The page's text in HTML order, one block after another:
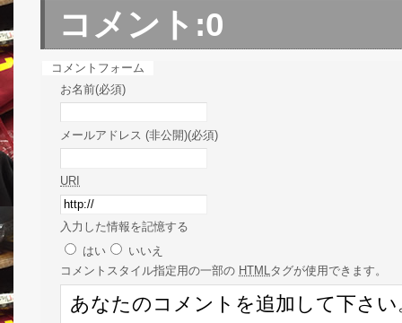
コメント:0
コメントフォーム
お名前(必須)
メールアドレス (非公開)(必須)
URI
入力した情報を記憶する
はい
いいえ
コメント スタイル指定用の一部の HTMLタグが使用できます。